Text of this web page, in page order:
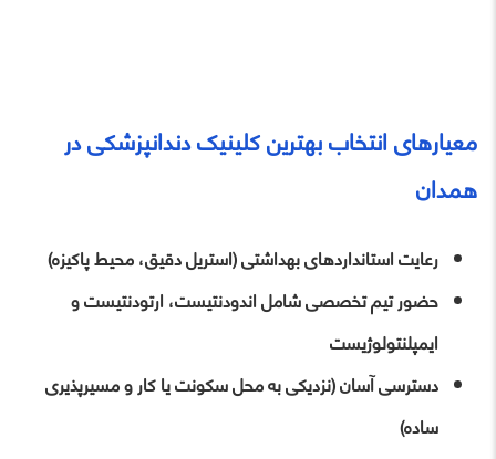
معیارهای انتخاب بهترین کلینیک دندانپزشکی در
همدان
رعایت استانداردهای بهداشتی (استریل دقیق، محیط پاکیزه)
حضور تیم تخصصی شامل اندودنتیست، ارتودنتیست و
ایمپلنتولوژیست
دسترسی آسان (نزدیکی به محل سکونت یا کار و مسیرپذیری
ساده)